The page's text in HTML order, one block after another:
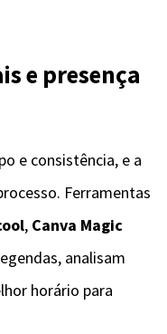
e presença
e consistência, e a
Ferramentas
, Canva Magic
analisam
horário para